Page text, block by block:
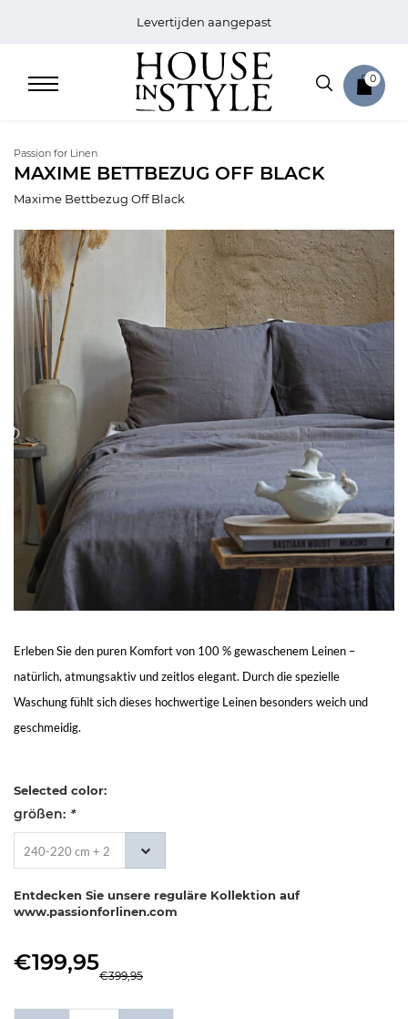
Levertijden aangepast
0
Bed
Sale
Bath
Sale
Living
Sale
Mein
Konto
Passion for Linen
MAXIME BETTBEZUG OFF BLACK
Maxime Bettbezug Off Black
Erleben Sie den puren Komfort von 100 % gewaschenem Leinen –
natürlich, atmungsaktiv und zeitlos elegant. Durch die spezielle
Waschung fühlt sich dieses hochwertige Leinen besonders weich und
geschmeidig.
Selected color:
größen: *
240-220 cm + 2
x 60-70 cm
Entdecken Sie unsere reguläre Kollektion auf
www.passionforlinen.com
€199,95
€399,95